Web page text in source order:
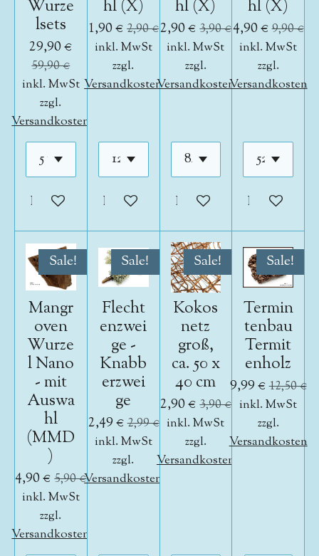
Wurze
lsets
29,90 €
59,90 €
inkl. MwSt
zzgl.
Versandkosten
In den Warenkorb
hl (X)
1,90 € 2,90 €
inkl. MwSt
zzgl.
Versandkosten
In den Warenkorb
hl (X)
2,90 € 3,90 €
inkl. MwSt
zzgl.
Versandkosten
In den Warenkorb
hl (X)
4,90 €9,90 €
inkl. MwSt
zzgl.
Versandkosten
In den
Sale!
Mangr
oven
Wurze
l Nano
- mit
Auswa
hl
(MMD
)
4,90 € 5,90 €
inkl. MwSt
zzgl.
Versandkosten
Sale!
Flecht
enzwei
ge -
Knabb
erzwei
ge
2,49 €2,99 €
inkl. MwSt
zzgl.
Versandkosten
Sale!
Kokos
netz
groß,
ca. 50 x
40 cm
2,90 € 3,90 €
inkl. MwSt
zzgl.
Versandkosten
Sale!
Termin
tenbau
Termit
enholz
9,99 €12,50 €
inkl. MwSt
zzgl.
Versandkosten